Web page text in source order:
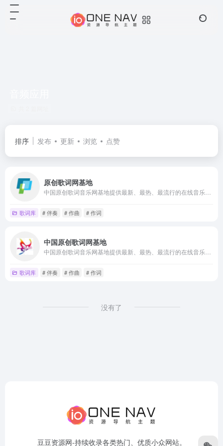
排序 发布 更新 浏览 点赞
原创歌词网基地
歌词库 # 伴奏 # 作曲 # 作词
中国原创歌词网基地
歌词库 # 伴奏 # 作曲 # 作词
没有了
豆豆资源网-持续收录各类热门、优质小众网站。